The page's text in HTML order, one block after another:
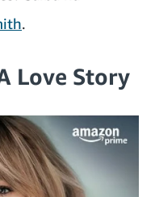
.
Love Story